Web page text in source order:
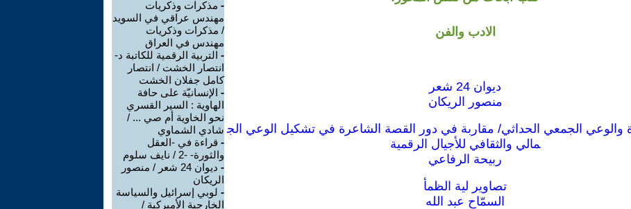
الادب والفن
ديوان 24 شعر
منصور الريكان
والوعي الجمعي الحداثي/ مقاربة في دور القصة الشاعرة في تشكيل الوعي الج
مالي والثقافي للأجيال الرقمية
ربيحة الرفاعي
تصاوير لية الظمأ
السمّاح عبد الله
- مذكرات وذكريات
مهندس عراقي في السويد
/ مذكرات وذكريات
مهندس في العراق
- التربية الرقمية للكاتبة د-
انتصار الخشت / انتصار
كامل جفلان الخشت
- الإنسانيّة على حافة
الهاوية : السير القسري
نحو الخاوية أم صي ... /
شادي الشماوي
- قراءة في -العقل
والثورة- -2 / نايف سلوم
-
ديوان 24 شعر / منصور
الريكان
- لوبي إسرائيل والسياسة
الخارجية الأميركية /